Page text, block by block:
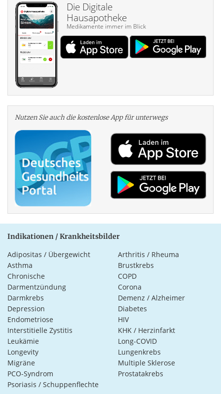
Die Digitale
Hausapotheke
Medikamente immer im Blick
Nutzen Sie auch die kosten­lose App für unterwegs
Indikationen / Krankheitsbilder
Adipositas / Übergewicht
Arthritis / Rheuma
Asthma
Brustkrebs
Chronische
Darmentzündung
COPD
Corona
Darmkrebs
Demenz / Alzheimer
Depression
Diabetes
Endometriose
HIV
Interstitielle Zystitis
KHK / Herzinfarkt
Leukämie
Long-COVID
Longevity
Lungenkrebs
Migräne
Multiple Sklerose
PCO-Syndrom
Prostatakrebs
Psoriasis / Schuppenflechte